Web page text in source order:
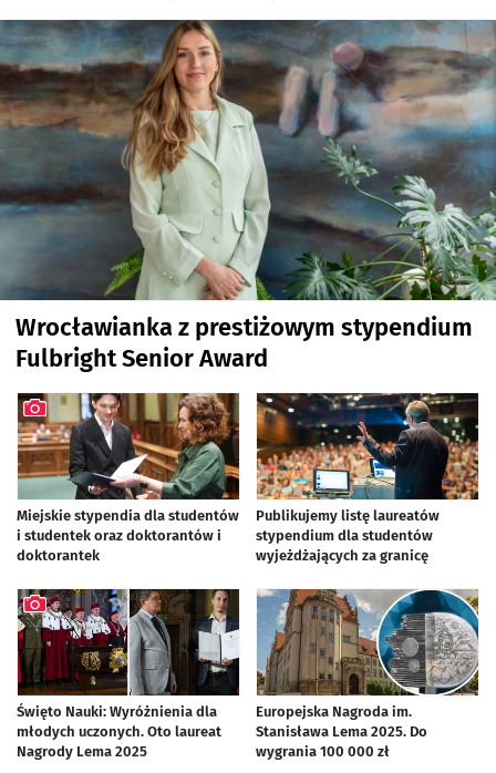
Wrocławianka z prestiżowym stypendium
Fulbright Senior Award
Miejskie stypendia dla studentów
i studentek oraz doktorantów i
doktorantek
Publikujemy listę laureatów
stypendium dla studentów
wyjeżdżających za granicę
Święto Nauki: Wyróżnienia dla
młodych uczonych. Oto laureat
Nagrody Lema 2025
Europejska Nagroda im.
Stanisława Lema 2025. Do
wygrania 100 000 zł